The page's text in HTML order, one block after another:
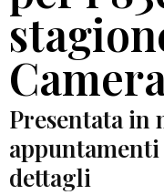
Presentata in
dettagli